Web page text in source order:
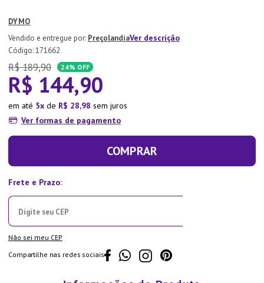
DYMO
PreçolandiaVer descrição
:171662
R$ 189,90 24% OFF
R$ 144,90
em até 5 de R$ 28,98 sem juros
Ver formas de pagamento
COMPRAR
Não sei meu CEP
Compartilhe nas redes sociais